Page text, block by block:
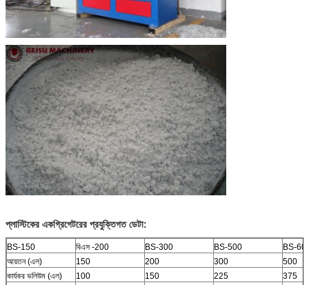
প্লাস্টিকের একগ্রিগেটরের প্রযুক্তিগত ডেটা:
BS-150 বিএস -200 BS-300 BS-500
BS-
আয়তন (এল)
150 200 300
500
কার্যকর ভলিউম (এল)
100 150 225
375